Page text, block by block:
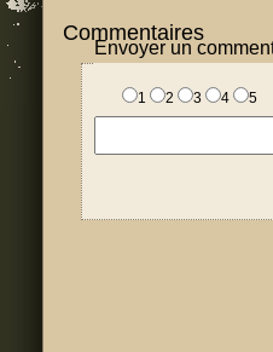
Commentaires
Envoyer un
1 2 3 4 5